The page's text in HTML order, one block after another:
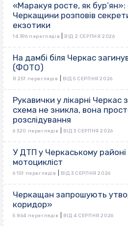
«Маракуя росте, як бур’ян»:
Черкащини розповів
екзотики
14 396 переглядів ВІД 2 СЕРПНЯ 2026
На дамбі біля Черкас
(ФОТО)
8 251 переглядів ВІД 5 СЕРПНЯ 2026
Рукавички у лікарні Черкас
схема не зникла, вона
розслідування
6 320 переглядів ВІД 3 СЕРПНЯ 2026
У ДТП у Черкаському районі
мотоцикліст
6 151 переглядів ВІД 3 СЕРПНЯ 2026
Черкащан запрошують
коридор»
5 864 переглядів ВІД 4 СЕРПНЯ 2026